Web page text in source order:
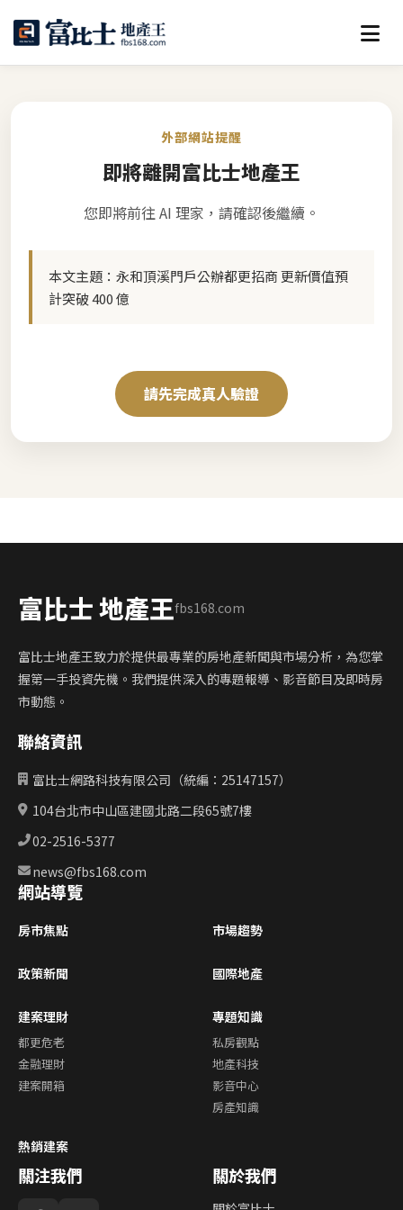
外部網站提醒
即將離開富比士地產王
您即將前往 AI 理家，請確認後繼續。
本文主題： 永和頂溪門戶公辦都更招商 更新價值預
計突破 400 億
請先完成真人驗證
富比士 地產王fbs168.com
富比士地產王致力於提供最專業的房地產新聞與市場分析，為您掌
握第一手投資先機。我們提供深入的專題報導、影音節目及即時房
市動態。
聯絡資訊
富比士網路科技有限公司（統編：25147157）
104台北市中山區建國北路二段65號7樓
02-2516-5377
news@fbs168.com
網站導覽
房市焦點 市場趨勢
政策新聞 國際地產
建案理財
都更危老
金融理財
建案開箱
專題知識
私房觀點
地產科技
影音中心
房產知識
熱銷建案
關注我們 關於我們